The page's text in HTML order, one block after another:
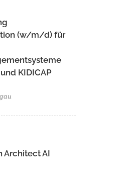
(w/m/d) für
KIDICAP
Architect AI